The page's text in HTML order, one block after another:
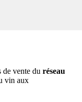
de vente du réseau
vin aux